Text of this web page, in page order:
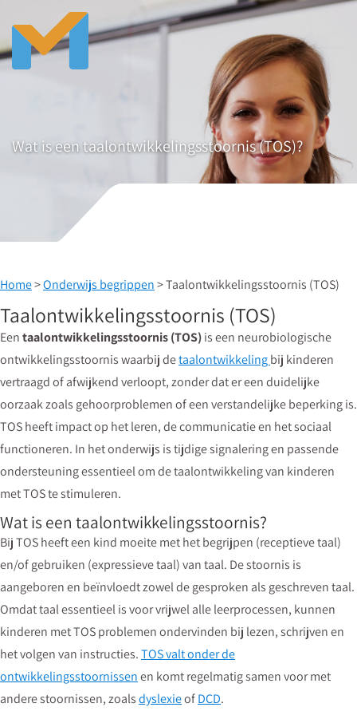
Wat is een taalontwikkelingsstoornis (TOS)?
Home>Onderwijs begrippen> Taalontwikkelingsstoornis (TOS)
Taalontwikkelingsstoornis (TOS)
Eentaalontwikkelingsstoornis (TOS)is een neurobiologische
ontwikkelingsstoornis waarbij detaalontwikkelingbij kinderen
vertraagd of afwijkend verloopt, zonder dat er een duidelijke
oorzaak zoals gehoorproblemen of een verstandelijke beperking is.
TOS heeft impact op het leren, de communicatie en het sociaal
functioneren. In het onderwijs is tijdige signalering en passende
ondersteuning essentieel om de taalontwikkeling van kinderen
met TOS te stimuleren.
Wat is een taalontwikkelingsstoornis?
Bij TOS heeft een kind moeite met het begrijpen (receptieve taal)
en/of gebruiken (expressieve taal) van taal. De stoornis is
aangeboren en beïnvloedt zowel de gesproken als geschreven taal.
Omdat taal essentieel is voor vrijwel alle leerprocessen, kunnen
kinderen met TOS problemen ondervinden bij lezen, schrijven en
het volgen van instructies.TOS valt onder de
ontwikkelingsstoornissenen komt regelmatig samen voor met
andere stoornissen, zoalsdyslexieofDCD.